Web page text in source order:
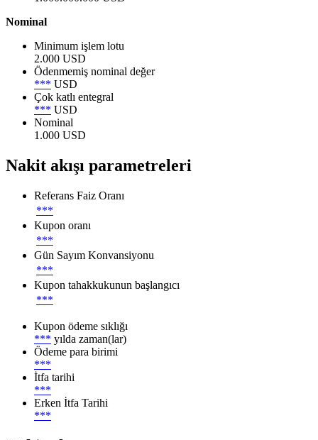
Nominal
Minimum işlem lotu
2.000 USD
Ödenmemiş nominal değer
*** USD
Çok katlı entegral
*** USD
Nominal
1.000 USD
Nakit akışı parametreleri
Referans Faiz Oranı
***
Kupon oranı
***
Gün Sayım Konvansiyonu
***
Kupon tahakkukunun başlangıcı
***
Kupon ödeme sıklığı
*** yılda zaman(lar)
Ödeme para birimi
***
İtfa tarihi
***
Erken İtfa Tarihi
***